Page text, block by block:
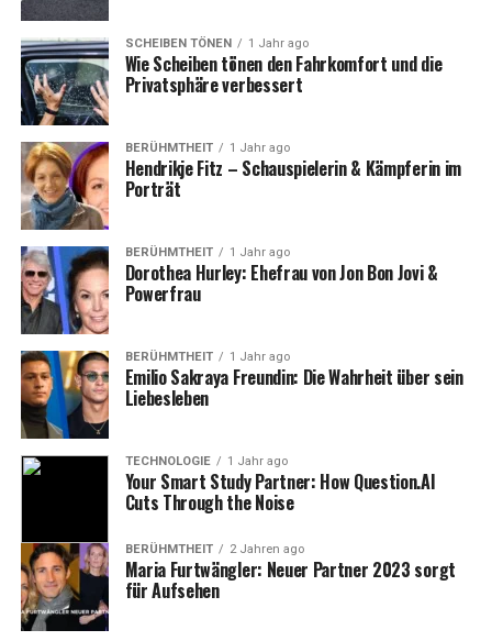
Die Materialwahl ist grundlegend für die Gestaltung
einerGrabstätteund beeinflusst maßgeblich Aussehen,
Haltbarkeit und Pflegeaufwand. Granit ist aufgrund
seiner Robustheit und Vielfalt an Farben eine beliebte
Wahl. Marmor wirkt edel und klassisch, ist jedoch
pflegeintensiver.
Sandstein strahlt eine natürliche Wärme aus, kann aber
anfälliger für Verwitterung sein. Überlegen Sie, welches
Material am besten zur Persönlichkeit des Verstorbenen
und zum gewünschten Stil passt.
Auch die regionalen Gegebenheiten und die
Friedhofsordnung sollten bei der Materialwahl
berücksichtigt werden.
Symbolik und Gravuren: Eine
persönliche Botschaft
zutiefst persönliche Note. Neben dem Namen und den
Lebensdaten können Zitate, Gedichte, ein Bibelvers oder
eine kurze Widmung eingraviert werden, die die Essenz
des Verstorbenen einfangen.
SCHEIBEN TÖNEN 1 Jahr ago
Wie Scheiben tönen den Fahrkomfort und die
Privatsphäre verbessert
BERÜHMTHEIT 1 Jahr ago
Hendrikje Fitz – Schauspielerin & Kämpferin im
Porträt
BERÜHMTHEIT 1 Jahr ago
Dorothea Hurley: Ehefrau von Jon Bon Jovi &
Powerfrau
BERÜHMTHEIT 1 Jahr ago
Emilio Sakraya Freundin: Die Wahrheit über sein
Liebesleben
TECHNOLOGIE 1 Jahr ago
Your Smart Study Partner: How Question.AI
Cuts Through the Noise
BERÜHMTHEIT 2 Jahren ago
Maria Furtwängler: Neuer Partner 2023 sorgt
für Aufsehen